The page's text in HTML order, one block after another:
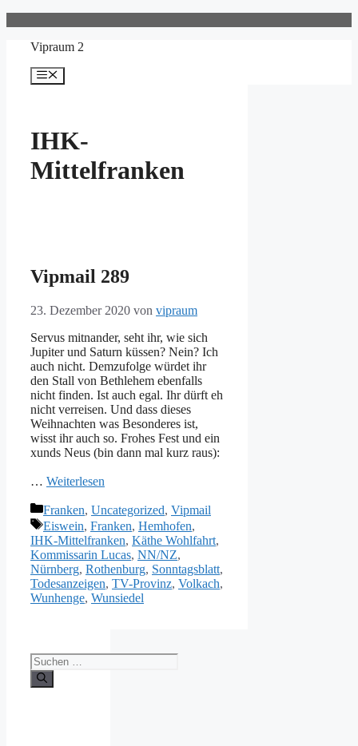
springenVipraum 2
Menü
IHK-
Mittelfranken
Vipmail 289
23. Dezember 2020 von vipraum
Servus mitnander, seht ihr, wie sich
Jupiter und Saturn küssen? Nein? Ich
auch nicht. Demzufolge würdet ihr
den Stall von Bethlehem ebenfalls
nicht finden. Ist auch egal. Ihr dürft eh
nicht verreisen. Und dass dieses
Weihnachten was Besonderes ist,
wisst ihr auch so. Frohes Fest und ein
xunds Neus (bin dann mal kurz raus):
… Weiterlesen
Kategorien
Franken, Uncategorized, Vipmail
Schlagwörter
Eiswein, Franken, Hemhofen,
IHK-Mittelfranken, Käthe Wohlfahrt,
Kommissarin Lucas, NN/NZ,
Nürnberg, Rothenburg, Sonntagsblatt,
Todesanzeigen, TV-Provinz, Volkach,
Wunhenge, Wunsiedel
Suche
nach: